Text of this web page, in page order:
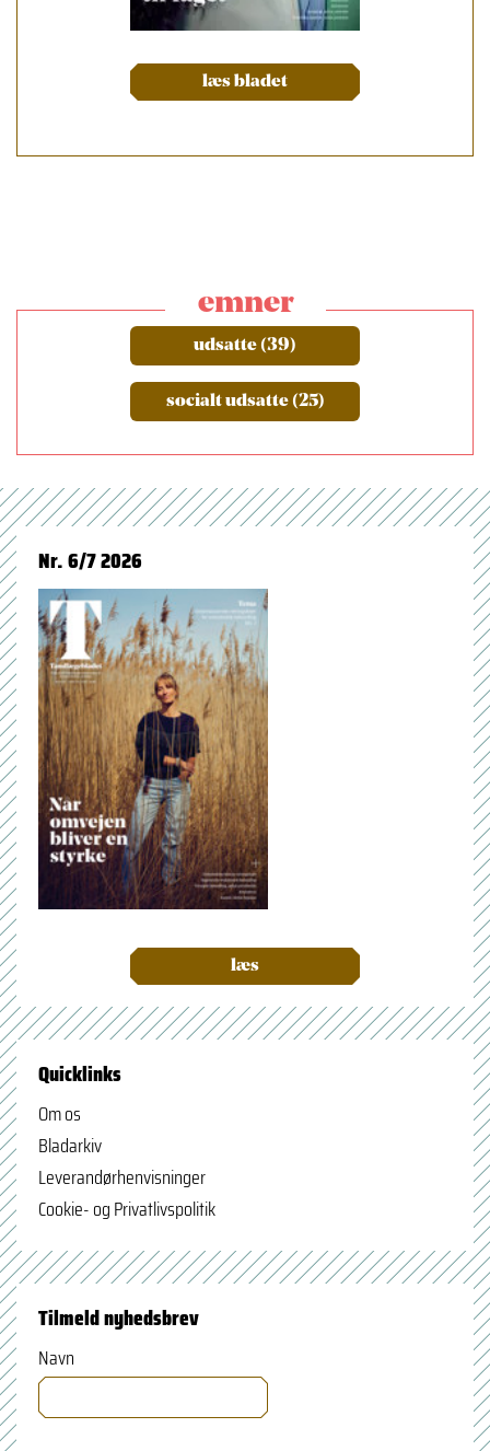
læs bladet
emner
udsatte (39)
socialt udsatte (25)
Nr. 6/7 2026
læs
Quicklinks
Om os
Bladarkiv
Leverandørhenvisninger
Cookie- og Privatlivspolitik
Tilmeld nyhedsbrev
Navn